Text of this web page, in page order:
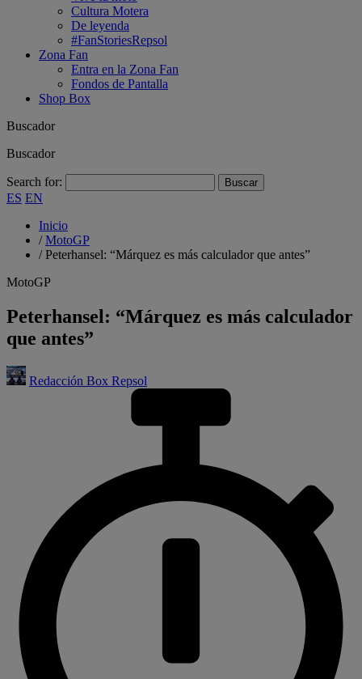
Cultura Motera
De leyenda
#FanStoriesRepsol
Zona Fan
Entra en la Zona Fan
Fondos de Pantalla
Shop Box
Buscador
Buscador
Search for:
ES EN
Inicio
/MotoGP
/Peterhansel: “Márquez es más calculador que antes”
MotoGP
Peterhansel: “Márquez es más calculador
que antes”
Redacción Box Repsol